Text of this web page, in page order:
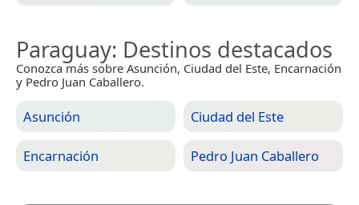
Paraguay: Destinos destacados
Conozca más sobre Asunción, Ciudad del Este, Encarnación
y Pedro Juan Caballero.
Asunción Ciudad del Este
Encarnación Pedro Juan Caballero